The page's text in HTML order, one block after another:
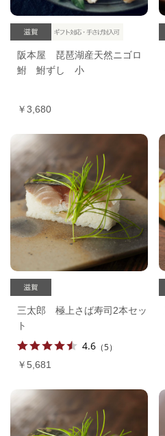
阪本屋 琵琶湖産天然ニゴロ
鮒 鮒ずし 小
￥3,680
三太郎 極上さば寿司2本セッ
ト
4.6 （5）
￥5,681